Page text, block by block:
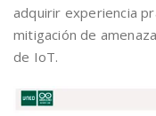
adquirir experiencia
mitigación de
de IoT.